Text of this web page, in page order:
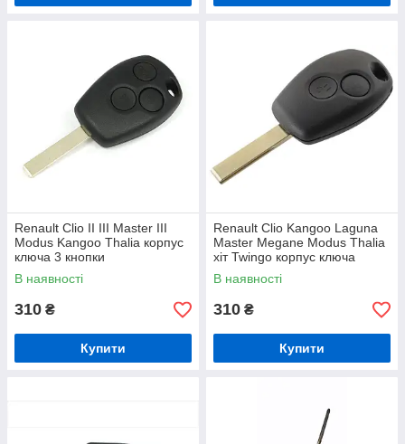
Renault Clio II III Master III
Modus Kangoo Thalia корпус
ключа 3 кнопки
В наявності
310 ₴
Купити
Renault Clio Kangoo Laguna
Master Megane Modus Thalia
хіт Twingo корпус ключа
прямий наконечник з
канавками 2
В наявності
310 ₴
Купити